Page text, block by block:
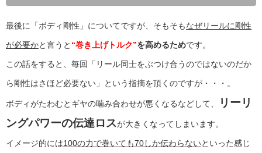
最後に「ボディ剛性」についてですが、そもそもなぜリールに剛性
が必要かと言うと “巻き上げトルク”を高めるためです。
この話をすると、毎回「リール同士をぶつけ合うのではないのだか
ら剛性はさほど必要ない」という指摘を頂くのですが・・・。
ボディがたわむとギヤの噛み合わせが悪くなるなどして、
リーリ
ングパワーの伝達ロスが大きくなってしまいます。
イメージ的には100の力で巻いても70しか伝わらないといった感じ